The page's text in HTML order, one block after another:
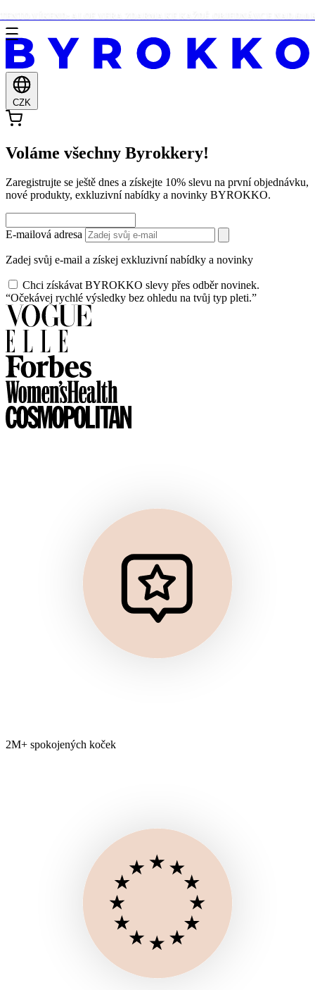
CZK
Voláme všechny Byrokkery!
Zaregistrujte se ještě dnes a získejte 10% slevu na první objednávku,
nové produkty, exkluzivní nabídky a novinky BYROKKO.
E-mailová adresa
Zadej svůj e-mail a získej exkluzivní nabídky a novinky
Chci získávat BYROKKO slevy přes odběr novinek.
“Očekávej rychlé výsledky bez ohledu na tvůj typ pleti.”
2M+ spokojených koček